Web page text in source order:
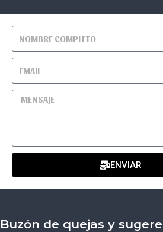
ENVIAR
Buzón de quejas y